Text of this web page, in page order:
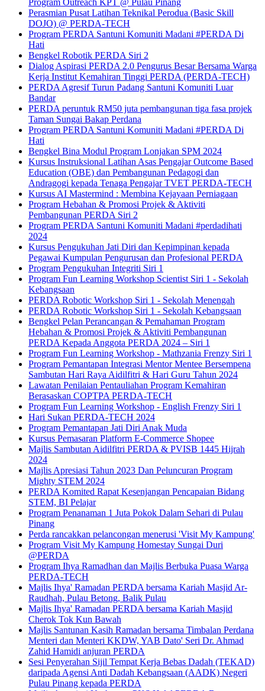
Program Outreach KPT @ Pulau Pinang
Perasmian Pusat Latihan Teknikal Perodua (Basic Skill
DOJO) @ PERDA-TECH
Program PERDA Santuni Komuniti Madani #PERDA Di
Hati
Bengkel Robotik PERDA Siri 2
Dialog Aspirasi PERDA 2.0 Pengurus Besar Bersama Warga
Kerja Institut Kemahiran Tinggi PERDA (PERDA-TECH)
PERDA Agresif Turun Padang Santuni Komuniti Luar
Bandar
PERDA peruntuk RM50 juta pembangunan tiga fasa projek
Taman Sungai Bakap Perdana
Program PERDA Santuni Komuniti Madani #PERDA Di
Hati
Bengkel Bina Modul Program Lonjakan SPM 2024
Kursus Instruksional Latihan Asas Pengajar Outcome Based
Education (OBE) dan Pembangunan Pedagogi dan
Andragogi kepada Tenaga Pengajar TVET PERDA-TECH
Kursus AI Mastermind : Membina Kejayaan Perniagaan
Program Hebahan & Promosi Projek & Aktiviti
Pembangunan PERDA Siri 2
Program PERDA Santuni Komuniti Madani #perdadihati
2024
Kursus Pengukuhan Jati Diri dan Kepimpinan kepada
Pegawai Kumpulan Pengurusan dan Profesional PERDA
Program Pengukuhan Integriti Siri 1
Program Fun Learning Workshop Scientist Siri 1 - Sekolah
Kebangsaan
PERDA Robotic Workshop Siri 1 - Sekolah Menengah
PERDA Robotic Workshop Siri 1 - Sekolah Kebangsaan
Bengkel Pelan Perancangan & Pemahaman Program
Hebahan & Promosi Projek & Aktiviti Pembangunan
PERDA Kepada Anggota PERDA 2024 – Siri 1
Program Fun Learning Workshop - Mathzania Frenzy Siri 1
Program Pemantapan Integrasi Mentor Mentee Bersempena
Sambutan Hari Raya Aidilfitri & Hari Guru Tahun 2024
Lawatan Penilaian Pentauliahan Program Kemahiran
Berasaskan COPTPA PERDA-TECH
Program Fun Learning Workshop - English Frenzy Siri 1
Hari Sukan PERDA-TECH 2024
Program Pemantapan Jati Diri Anak Muda
Kursus Pemasaran Platform E-Commerce Shopee
Majlis Sambutan Aidilfitri PERDA & PVISB 1445 Hijrah
2024
Majlis Apresiasi Tahun 2023 Dan Peluncuran Program
Mighty STEM 2024
PERDA Komited Rapat Kesenjangan Pencapaian Bidang
STEM, BI Pelajar
Program Penanaman 1 Juta Pokok Dalam Sehari di Pulau
Pinang
Perda rancakkan pelancongan menerusi 'Visit My Kampung'
Program Visit My Kampung Homestay Sungai Duri
@PERDA
Program Ihya Ramadhan dan Majlis Berbuka Puasa Warga
PERDA-TECH
Majlis Ihya' Ramadan PERDA bersama Kariah Masjid Ar-
Raudhah, Pulau Betong, Balik Pulau
Majlis Ihya' Ramadan PERDA bersama Kariah Masjid
Cherok Tok Kun Bawah
Majlis Santunan Kasih Ramadan bersama Timbalan Perdana
Menteri dan Menteri KKDW, YAB Dato' Seri Dr. Ahmad
Zahid Hamidi anjuran PERDA
Sesi Penyerahan Sijil Tempat Kerja Bebas Dadah (TEKAD)
daripada Agensi Anti Dadah Kebangsaan (AADK) Negeri
Pulau Pinang kepada PERDA